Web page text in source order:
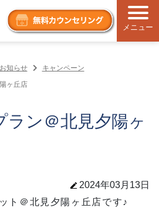
メニュー
お知らせ
キャンペーン
ヶ丘店
ラン＠北見夕陽ヶ
2024年03月13日
ト＠北見夕陽ヶ丘店です♪